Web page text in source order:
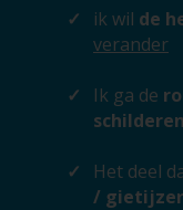
ik wil de
verander
Ik ga de
schilderen
Het deel
/ gietijzer